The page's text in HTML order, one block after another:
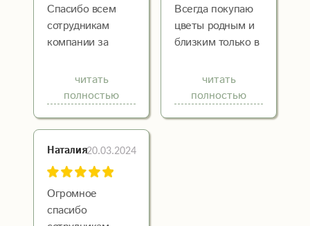
Спасибо всем
сотрудникам
компании за
вежливость,
профессионализм,
Все мои
проблемы при
формировании
заказа были
быстро
разрешены.
Букет был
читать
полностью
Всегда покупаю
цветы родным и
близким только в
Удобное
расположение и
классные
читать
полностью
Наталия20.03.2024
Огромное
спасибо